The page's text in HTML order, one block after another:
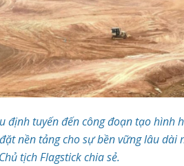
định tuyến đến công đoạn tạo
nền tảng cho sự bền vững lâu dài
tịch Flagstick chia sẻ.